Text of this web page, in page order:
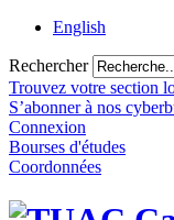
English
Rechercher
Trouvez votre section
S’abonner à nos
Connexion
Bourses d'études
Coordonnées